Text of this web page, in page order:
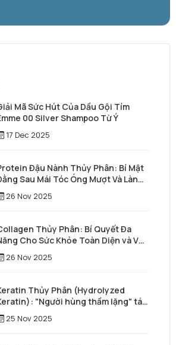
Mã Sức Hút Của Dầu Gội Tím
00 Silver Shampoo Từ Ý
17 Dec 2025
Đậu Nành Thủy Phân: Bí Mật
Sau Mái Tóc Óng Mượt Và Làn
Trẻ Trung
26 Nov 2025
Thủy Phân: Bí Quyết Đa
Cho Sức Khỏe Toàn Diện và Vẻ
Vượt Thời Gian
26 Nov 2025
Thủy Phân (Hydrolyzed
"Người hùng thầm lặng" tái
mái tóc từ sâu bên trong
25 Nov 2025